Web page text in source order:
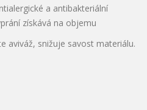
a antibakteriální
získává na objemu
aviváž, snižuje savost materiálu.